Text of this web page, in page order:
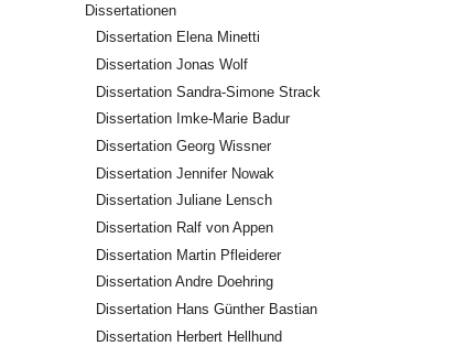
Dissertationen
Dissertation Elena Minetti
Dissertation Jonas Wolf
Dissertation Sandra-Simone Strack
Dissertation Imke-Marie Badur
Dissertation Georg Wissner
Dissertation Jennifer Nowak
Dissertation Juliane Lensch
Dissertation Ralf von Appen
Dissertation Martin Pfleiderer
Dissertation Andre Doehring
Dissertation Hans Günther Bastian
Dissertation Herbert Hellhund